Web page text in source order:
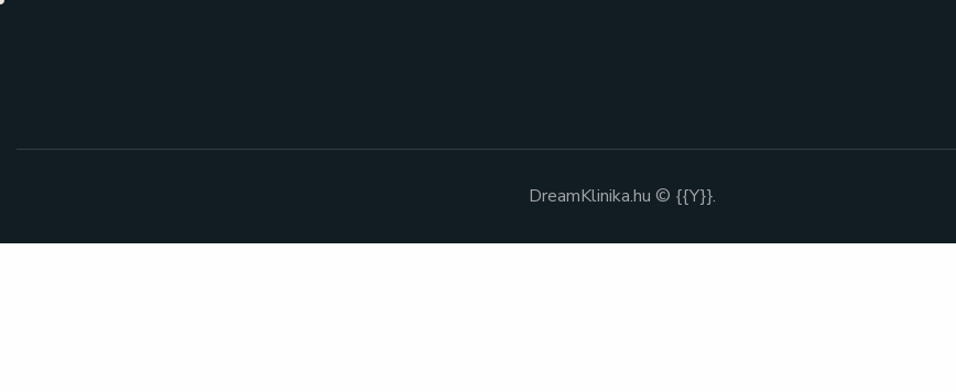
DreamKlinika.hu © {{Y}}.